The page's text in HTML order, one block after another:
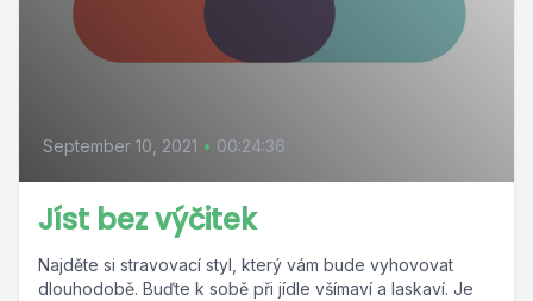
September 10, 2021 • 00:24:36
Jíst bez výčitek
Najděte si stravovací styl, který vám bude vyhovovat
dlouhodobě. Buďte k sobě při jídle všímaví a laskaví. Je